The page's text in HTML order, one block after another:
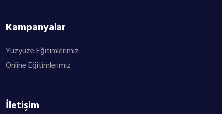
Kampanyalar
Yüzyüze Eğitimlerimiz
Online Eğitimlerimiz
İletişim